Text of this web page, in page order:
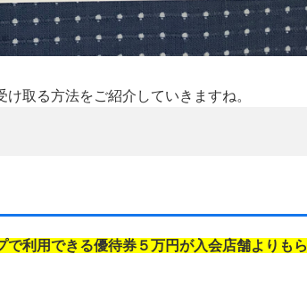
取る方法をご紹介していきますね。
利用できる優待券５万円が入会店舗よりもら